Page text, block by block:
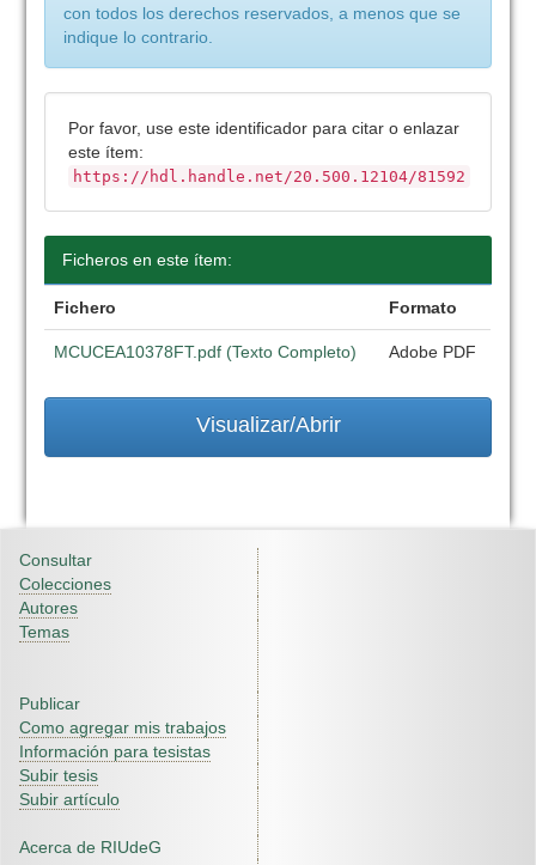
con todos los derechos reservados, a menos que se
indique lo contrario.
Por favor, use este identificador para citar o enlazar
este ítem:
https://hdl.handle.net/20.500.12104/81592
Ficheros en este ítem:
Fichero Formato
MCUCEA10378FT.pdf (Texto Completo) Adobe PDF
Visualizar/Abrir
Consultar
Colecciones
Autores
Temas
Publicar
Como agregar mis trabajos
Información para tesistas
Subir tesis
Subir artículo
Acerca de RIUdeG